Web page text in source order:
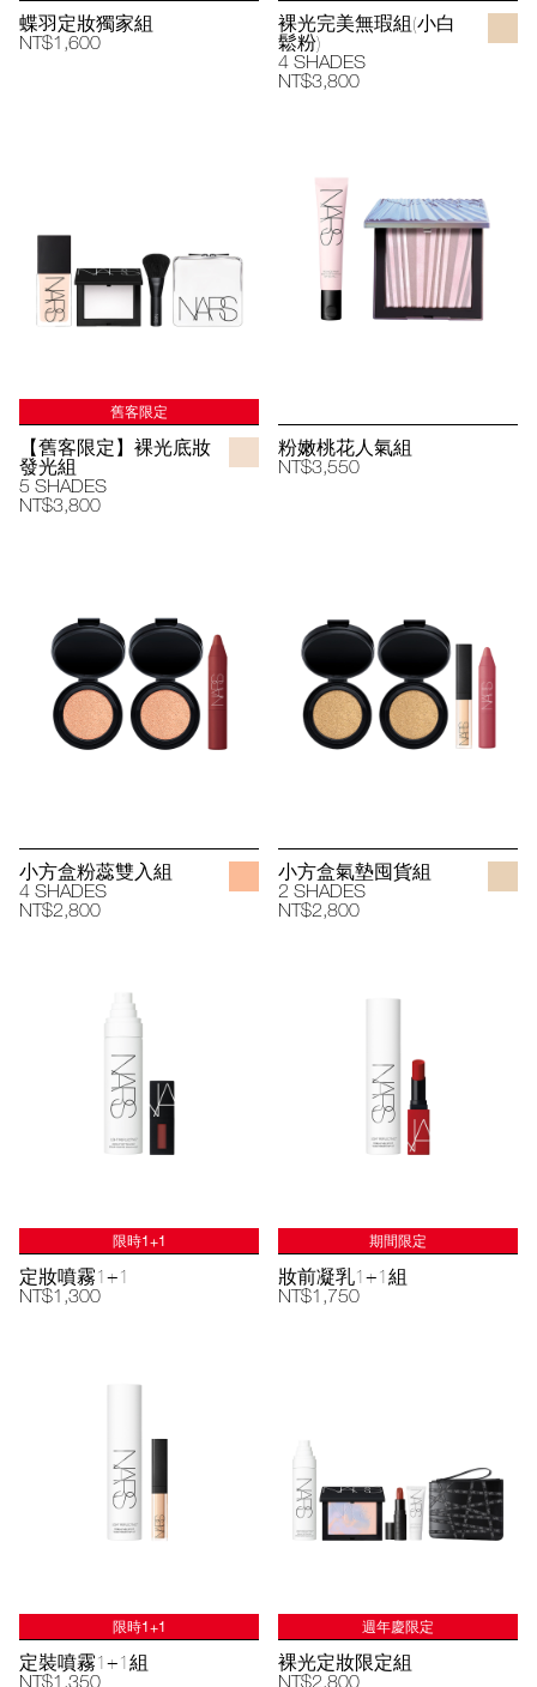
蝶羽定妝獨家組
NT$1,600
裸光完美無瑕組(小白
鬆粉)
4 SHADES
NT$3,800
舊客限定
【舊客限定】裸光底妝
發光組
5 SHADES
NT$3,800
粉嫩桃花人氣組
NT$3,550
小方盒粉蕊雙入組
4 SHADES
NT$2,800
小方盒氣墊囤貨組
2 SHADES
NT$2,800
限時1+1
定妝噴霧1+1
NT$1,300
期間限定
妝前凝乳1+1組
NT$1,750
限時1+1
定裝噴霧1+1組
NT$1,350
週年慶限定
裸光定妝限定組
NT$2,800